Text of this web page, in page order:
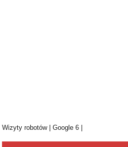
Wizyty robotów | Google 6 |